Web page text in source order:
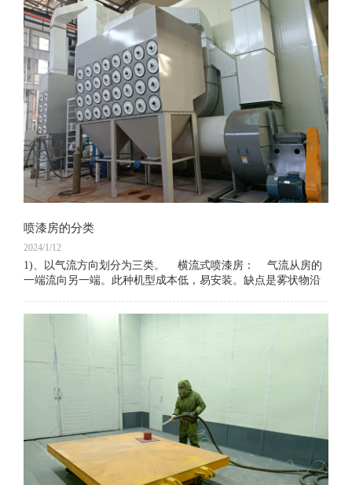
喷漆房的分类
2024/1/12
1)、以气流方向划分为三类。 横流式喷漆房： 气流从房的
一端流向另一端。此种机型成本低，易安装。缺点是雾状物沿